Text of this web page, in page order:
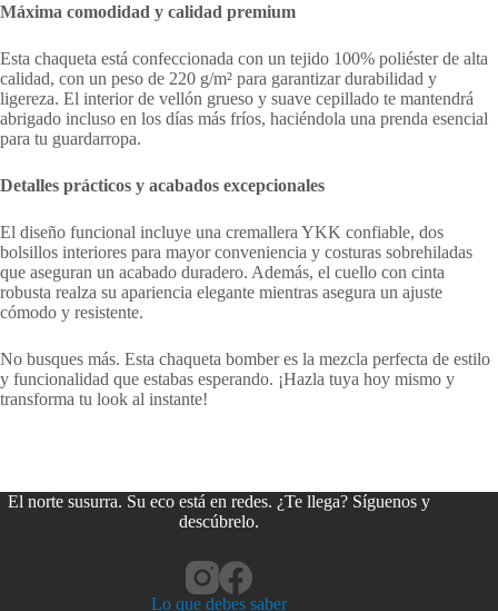
Máxima comodidad y calidad premium
Esta chaqueta está confeccionada con un tejido 100% poliéster de alta
calidad, con un peso de 220 g/m² para garantizar durabilidad y
ligereza. El interior de vellón grueso y suave cepillado te mantendrá
abrigado incluso en los días más fríos, haciéndola una prenda esencial
para tu guardarropa.
Detalles prácticos y acabados excepcionales
El diseño funcional incluye una cremallera YKK confiable, dos
bolsillos interiores para mayor conveniencia y costuras sobrehiladas
que aseguran un acabado duradero. Además, el cuello con cinta
robusta realza su apariencia elegante mientras asegura un ajuste
cómodo y resistente.
No busques más. Esta chaqueta bomber es la mezcla perfecta de estilo
y funcionalidad que estabas esperando. ¡Hazla tuya hoy mismo y
transforma tu look al instante!
El norte susurra. Su eco está en redes. ¿Te llega? Síguenos y
descúbrelo.
Lo que debes saber